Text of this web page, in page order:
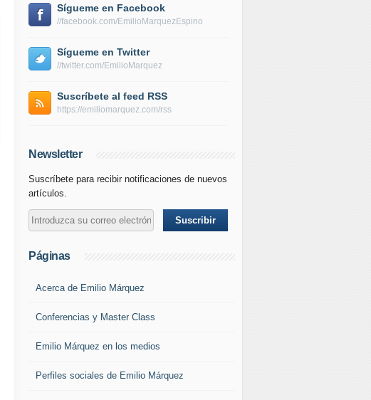
Sígueme en Facebook
//facebook.com/EmilioMarquezEspino
Sígueme en Twitter
//twitter.com/EmilioMarquez
Suscríbete al feed RSS
https://emiliomarquez.com/rss
Newsletter
Suscríbete para recibir notificaciones de nuevos
artículos.
Páginas
Acerca de Emilio Márquez
Conferencias y Master Class
Emilio Márquez en los medios
Perfiles sociales de Emilio Márquez